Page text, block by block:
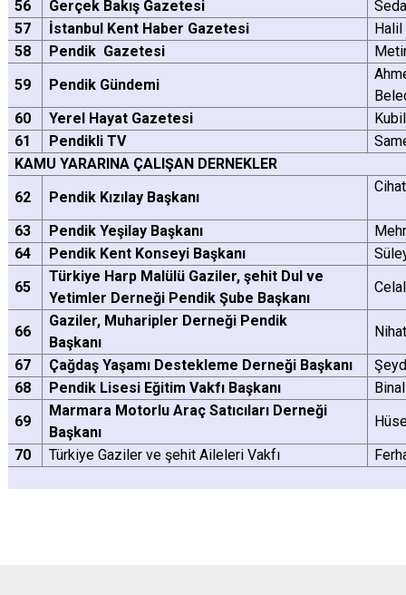
56 Gerçek Bakış Gazetesi
57
İstanbul Kent Haber Gazetesi
Halil
58
Pendik Gazetesi
59
Pendik Gündemi
60
Yerel Hayat Gazetesi
61
Pendikli TV
KAMU YARARINA ÇALIŞAN DERNEKLER
62
Pendik Kızılay Başkanı
63 Pendik Yeşilay Başkanı
64
Pendik Kent Konseyi Başkanı
65
Türkiye Harp Malülü Gaziler, şehit Dul ve
Yetimler Derneği Pendik Şube Başkanı
66
Gaziler, Muharipler Derneği Pendik
Başkanı
67
Çağdaş Yaşamı Destekleme Derneği Başkanı
68
Pendik Lisesi Eğitim Vakfı Başkanı
69
Marmara Motorlu Araç Satıcıları Derneği
Başkanı
70
Türkiye Gaziler ve şehit Aileleri Vakfı